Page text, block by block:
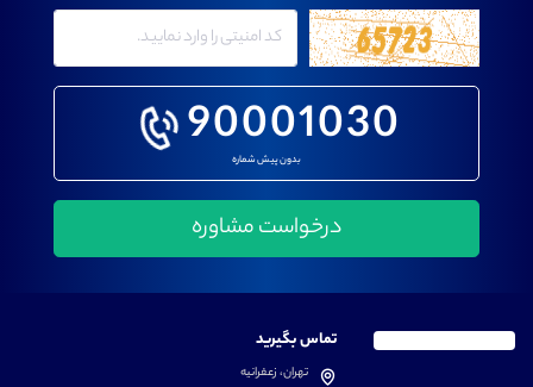
90001030
بدون پیش شماره
تماس بگیرید
تهران، زعفرانیه